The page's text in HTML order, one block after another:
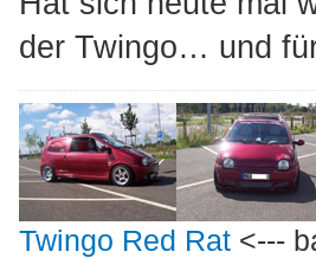
der Twingo… und
Twingo Red Rat<---